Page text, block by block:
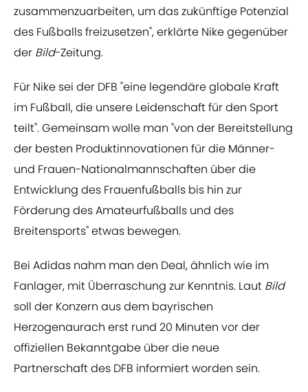
zusammenzuarbeiten, um das zukünftige Potenzial
des Fußballs freizusetzen", erklärte Nike gegenüber
der Bild-Zeitung.
Für Nike sei der DFB "eine legendäre globale Kraft
im Fußball, die unsere Leidenschaft für den Sport
teilt". Gemeinsam wolle man "von der Bereitstellung
der besten Produktinnovationen für die Männer-
und Frauen-Nationalmannschaften über die
Entwicklung des Frauenfußballs bis hin zur
Förderung des Amateurfußballs und des
Breitensports" etwas bewegen.
Bei Adidas nahm man den Deal, ähnlich wie im
Fanlager, mit Überraschung zur Kenntnis. Laut Bild
soll der Konzern aus dem bayrischen
Herzogenaurach erst rund 20 Minuten vor der
offiziellen Bekanntgabe über die neue
Partnerschaft des DFB informiert worden sein.